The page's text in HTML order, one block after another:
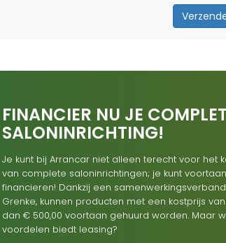
FINANCIER NU JE
SALONINRICHTING!
Je kunt bij Arrancar niet alleen terecht voor het
van complete saloninrichtingen; je kunt
financieren! Dankzij een
Grenke, kunnen producten met een kostprijs
dan € 500,00 voortaan gehuurd worden. Maar
voordelen biedt leasing?